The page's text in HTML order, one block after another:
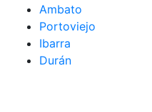
Ambato
Portoviejo
Ibarra
Durán